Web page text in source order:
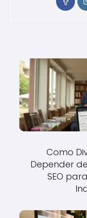
Como
Depender
SEO